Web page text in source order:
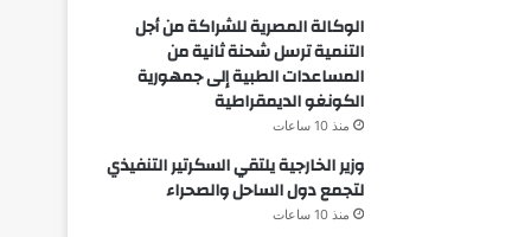
الوكالة المصرية للشراكة من أجل
التنمية ترسل شحنة ثانية من
المساعدات الطبية إلى جمهورية
الكونغو الديمقراطية
منذ 10 ساعات
وزير الخارجية يلتقي السكرتير التنفيذي
لتجمع دول الساحل والصحراء
منذ 10 ساعات